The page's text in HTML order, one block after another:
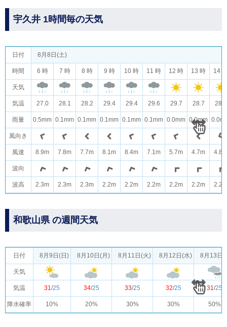
宇久井 1時間毎の天気
日付
時間
天気
気温
雨量
風向き
風速
波向
波高
8月8日(土)
6 時 7 時 8 時 9 時 10 時 11 時 12 時 13 時 14
27.0 28.1 28.2 29.4 29.4 29.6 29.7 28.7 28.6
0.5mm 0.1mm 0.1mm 0.1mm 0.1mm 0.1mm 0.0mm 0.0mm
8.9m 7.8m 7.7m 8.1m 8.4m 7.1m 5.7m 4.7m 4.8m
2.3m 2.3m 2.3m 2.2m 2.2m 2.2m 2.2m 2.2m 2.2m
和歌山県 の週間天気
日付
天気
気温
降水確率
8月9日(日) 8月10日(月) 8月11日(火) 8月12日(水) 8月13日(
31/25 34/25 33/25 32/25 31/25
10% 20% 30% 30% 50%